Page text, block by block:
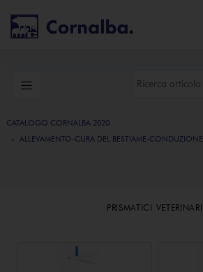
CATALOGO CORNALBA 2020
ALLEVAMENTO-CURA DEL BESTIAME-CONDUZIONE
PRISMATICI VETERINARI